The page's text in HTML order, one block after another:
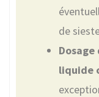
de
liquide